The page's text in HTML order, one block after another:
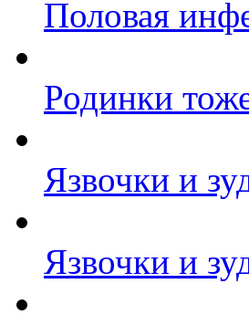
Половая
Родинки
Язвочки и
Язвочки и